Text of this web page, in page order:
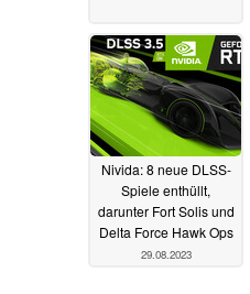
Nivida: 8 neue DLSS-
Spiele enthüllt,
darunter Fort Solis und
Delta Force Hawk Ops
29.08.2023